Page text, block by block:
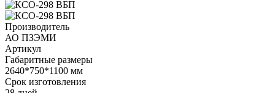
Производитель
АО ПЗЭМИ
Артикул
Габаритные размеры
2640*750*1100 мм
Срок изготовления